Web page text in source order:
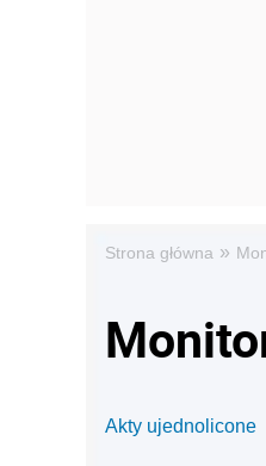
Strona główna »
Akty ujednolicone